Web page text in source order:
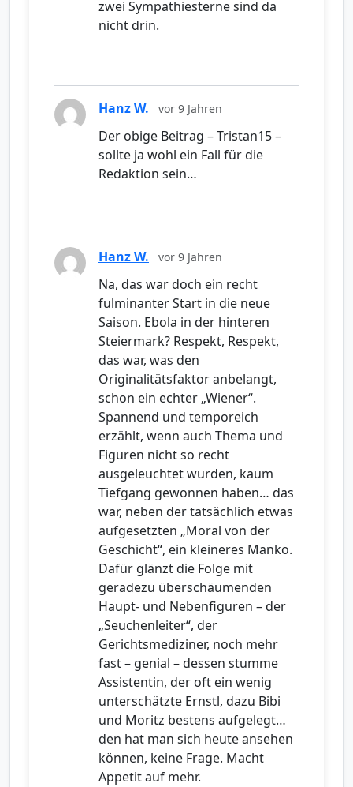
zwei Sympathiesterne sind da
nicht drin.
Hanz W. vor 9 Jahren
Der obige Beitrag – Tristan15 –
sollte ja wohl ein Fall für die
Redaktion sein…
Hanz W. vor 9 Jahren
Na, das war doch ein recht
fulminanter Start in die neue
Saison. Ebola in der hinteren
Steiermark? Respekt, Respekt,
das war, was den
Originalitätsfaktor anbelangt,
schon ein echter „Wiener“.
Spannend und temporeich
erzählt, wenn auch Thema und
Figuren nicht so recht
ausgeleuchtet wurden, kaum
Tiefgang gewonnen haben… das
war, neben der tatsächlich etwas
aufgesetzten „Moral von der
Geschicht“, ein kleineres Manko.
Dafür glänzt die Folge mit
geradezu überschäumenden
Haupt- und Nebenfiguren – der
„Seuchenleiter“, der
Gerichtsmediziner, noch mehr
fast – genial – dessen stumme
Assistentin, der oft ein wenig
unterschätzte Ernstl, dazu Bibi
und Moritz bestens aufgelegt…
den hat man sich heute ansehen
können, keine Frage. Macht
Appetit auf mehr.